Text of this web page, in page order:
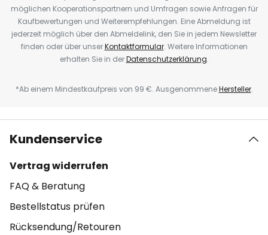
möglichen Kooperationspartnern und Umfragen sowie Anfragen für
Kaufbewertungen und Weiterempfehlungen. Eine Abmeldung ist
jederzeit möglich über den Abmeldelink, den Sie in jedem Newsletter
finden oder über unserKontaktformular. Weitere Informationen
erhalten Sie in derDatenschutzerklärung.
*Ab einem Mindestkaufpreis von 99 €. AusgenommeneHersteller.
Kundenservice
Vertrag widerrufen
FAQ & Beratung
Bestellstatus prüfen
Rücksendung/Retouren